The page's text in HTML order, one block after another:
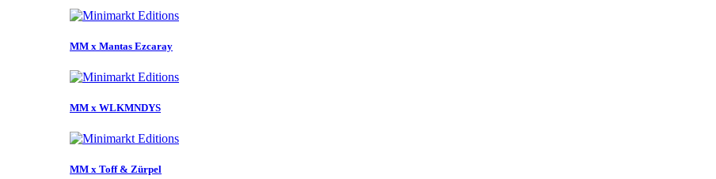
MM x Mantas Ezcaray
MM x WLKMNDYS
MM x Toff & Zürpel